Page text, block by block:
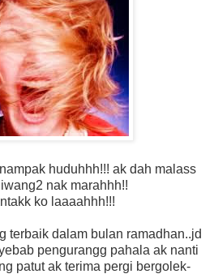
huduhhh!!! ak dah malass
nak marahhh!!
ko laaaahhh!!!
terbaik dalam bulan ramadhan..jd
pengurangg pahala ak nanti
patut ak terima pergi bergolek-